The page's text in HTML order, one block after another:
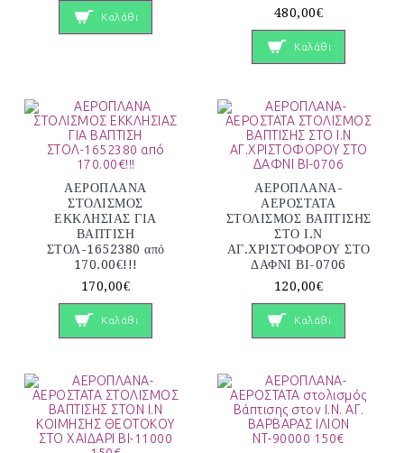
Καλάθι
480,00€
Καλάθι
ΑΕΡΟΠΛΑΝΑ
ΣΤΟΛΙΣΜΟΣ
ΕΚΚΛΗΣΙΑΣ ΓΙΑ
ΒΑΠΤΙΣΗ
ΣΤΟΛ-1652380 από
170.00€!!!
170,00€
Καλάθι
ΑΕΡΟΠΛΑΝΑ-
ΑΕΡΟΣΤΑΤΑ
ΣΤΟΛΙΣΜΟΣ ΒΑΠΤΙΣΗΣ
ΣΤΟ Ι.Ν
ΑΓ.ΧΡΙΣΤΟΦΟΡΟΥ ΣΤΟ
ΔΑΦΝΙ ΒΙ-0706
120,00€
Καλάθι